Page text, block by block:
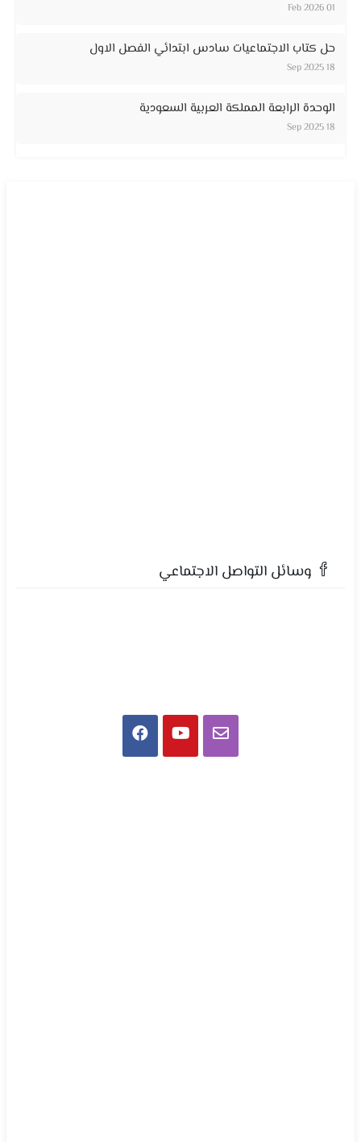
01 Feb 2026
حل كتاب الاجتماعيات سادس ابتدائي الفصل الاول
18 Sep 2025
الوحدة الرابعة المملكة العربية السعودية
18 Sep 2025
وسائل التواصل الاجتماعي